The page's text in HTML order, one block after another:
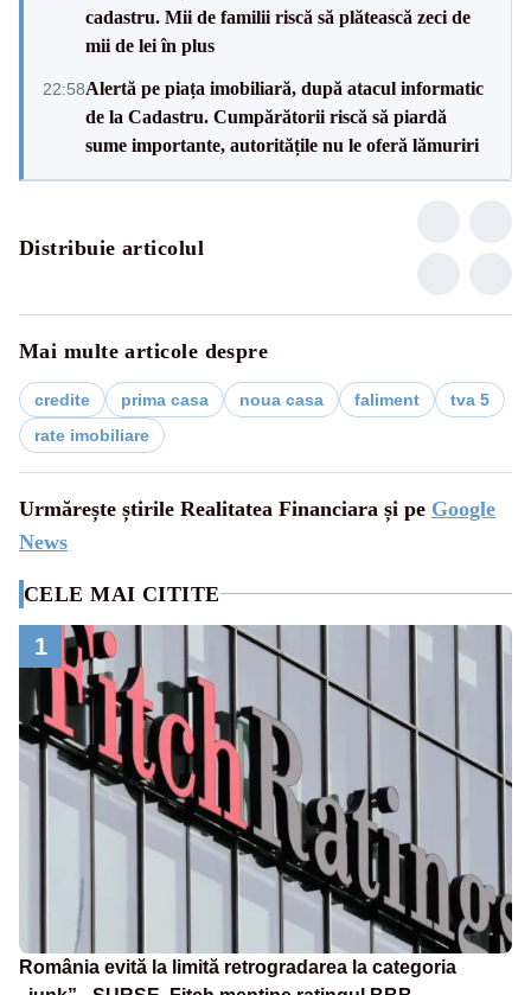
cadastru. Mii de familii riscă să plătească zeci de
mii de lei în plus
22:58Alertă pe piața imobiliară, după atacul informatic
de la Cadastru. Cumpărătorii riscă să piardă
sume importante, autoritățile nu le oferă lămuriri
Distribuie articolul
Mai multe articole despre
credite prima casa noua casa faliment
tva 5
rate imobiliare
Urmărește știrile Realitatea Financiara și pe Google
News
CELE MAI CITITE
1
România evită la limită retrogradarea la categoria